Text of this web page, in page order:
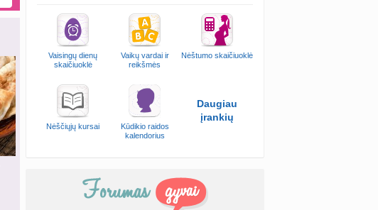
Vaisingų dienų
skaičiuoklė
Vaikų vardai ir
reikšmės
Nėštumo skaičiuoklė
Nėščiųjų kursai
Kūdikio raidos
kalendorius
Daugiau
įrankių